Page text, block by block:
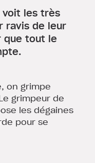
voit les très
de leur
que tout le
on grimpe
grimpeur de
les dégaines
pour se